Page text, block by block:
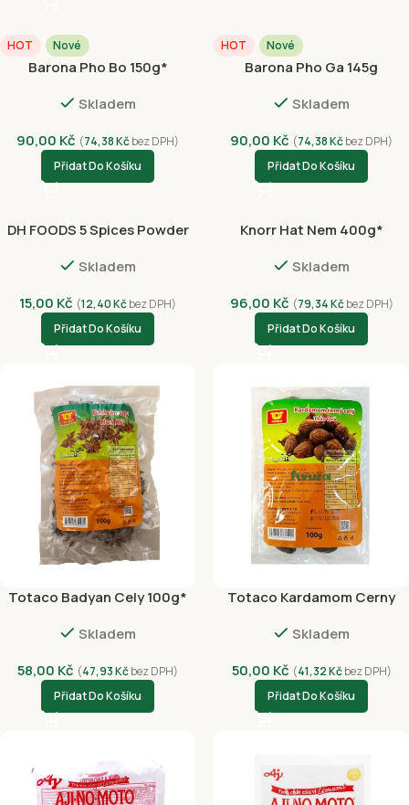
HOT Nové
Barona Pho Bo 150g*
Skladem
90,00 Kč (74,38Kčbez DPH)
Přidat Do Košíku
HOT Nové
Barona Pho Ga 145g
Skladem
90,00 Kč (74,38Kčbez DPH)
Přidat Do Košíku
DH FOODS 5 Spices Powder
Skladem
15,00 Kč (12,40Kčbez DPH)
Přidat Do Košíku
Knorr Hat Nem 400g*
Skladem
96,00 Kč (79,34Kčbez DPH)
Přidat Do Košíku
Totaco Badyan Cely 100g*
Skladem
58,00 Kč (47,93Kčbez DPH)
Přidat Do Košíku
Totaco Kardamom Cerny
Skladem
50,00 Kč (41,32Kčbez DPH)
Přidat Do Košíku